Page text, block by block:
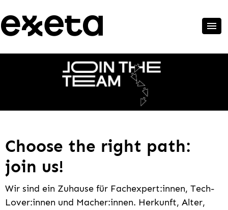
Choose the right path:
join us!
Wir sind ein Zuhause für Fachexpert:innen, Tech-
Lover:innen und Macher:innen. Herkunft, Alter,